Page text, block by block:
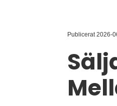
Publicerat 2026-